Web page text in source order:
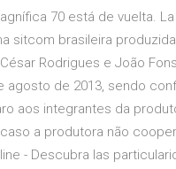
70 está de vuelta.
sitcom brasileira
Rodrigues e João
agosto de 2013, sendo
aos integrantes da
a produtora não
- Descubra las